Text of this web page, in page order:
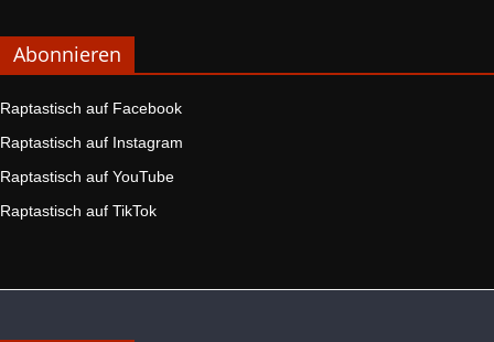
Abonnieren
Raptastisch auf Facebook
Raptastisch auf Instagram
Raptastisch auf YouTube
Raptastisch auf TikTok